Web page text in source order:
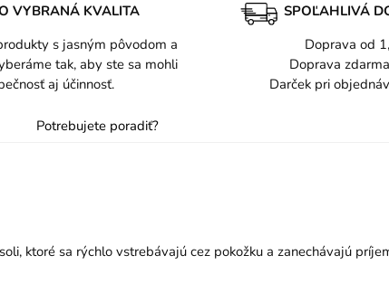
VYBRANÁ KVALITA
s jasným pôvodom a
tak, aby ste sa mohli
aj účinnosť.
SPOĽAHLIVÁ
Doprava od
Doprava
Darček pri
Potrebujete poradiť?
ktoré sa rýchlo vstrebávajú cez pokožku a zanechávajú